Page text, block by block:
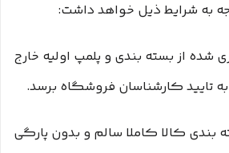
به شرایط ذیل خواهد داشت:
شده از بسته بندی و پلمپ اولیه خارج
تایید کارشناسان فروشگاه برسد.
بندی کالا کاملا سالم و بدون پارگی